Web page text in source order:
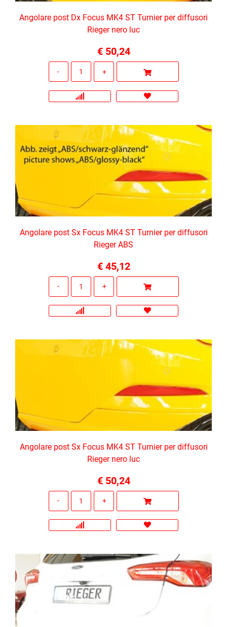
Angolare post Dx Focus MK4 ST Turnier per diffusori
Rieger nero luc
€ 50,24
Angolare post Sx Focus MK4 ST Turnier per diffusori
Rieger ABS
€ 45,12
Angolare post Sx Focus MK4 ST Turnier per diffusori
Rieger nero luc
€ 50,24